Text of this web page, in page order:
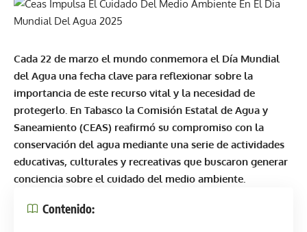
Cada 22 de marzo el mundo conmemora el Día Mundial
del Agua una fecha clave para reflexionar sobre la
importancia de este recurso vital y la necesidad de
protegerlo. En Tabasco la Comisión Estatal de Agua y
Saneamiento (CEAS) reafirmó su compromiso con la
conservación del agua mediante una serie de actividades
educativas, culturales y recreativas que buscaron generar
conciencia sobre el cuidado del medio ambiente.
Contenido: